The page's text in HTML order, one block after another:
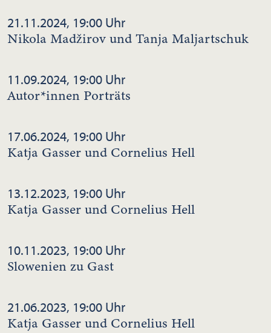
21.11.2024, 19:00 Uhr
Nikola Madžirov und Tanja Maljartschuk
11.09.2024, 19:00 Uhr
Autor*innen Porträts
17.06.2024, 19:00 Uhr
Katja Gasser und Cornelius Hell
13.12.2023, 19:00 Uhr
Katja Gasser und Cornelius Hell
10.11.2023, 19:00 Uhr
Slowenien zu Gast
21.06.2023, 19:00 Uhr
Katja Gasser und Cornelius Hell